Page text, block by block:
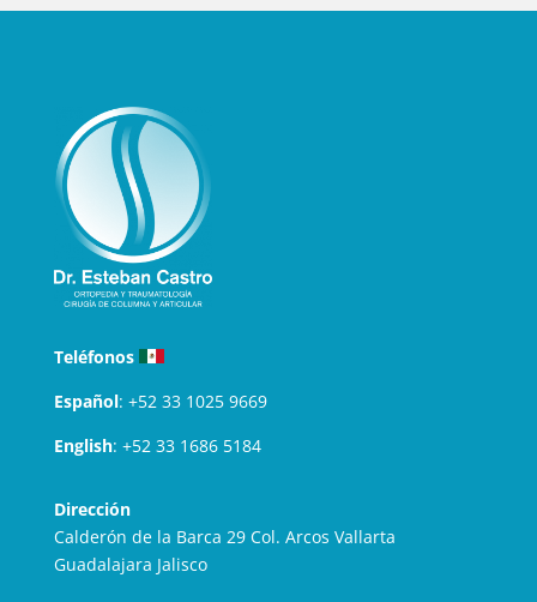
Teléfonos
Español: +52 33 1025 9669
English: +52 33 1686 5184
Dirección
Calderón de la Barca 29 Col. Arcos Vallarta
Guadalajara Jalisco